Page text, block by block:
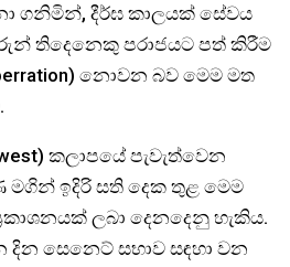
ගනිමින්, දීර්ඝ කාලයක් සේවය
තිදෙනෙකු පරාජයට පත් කිරීම
නොවන බව මෙම මත
කලාපයේ පැවැත්වෙන
මගින් ඉදිරි සති දෙක තුළ මෙම
ලබා දෙනදෙනු හැකිය.
සෙනෙට් සභාව සඳහා වන